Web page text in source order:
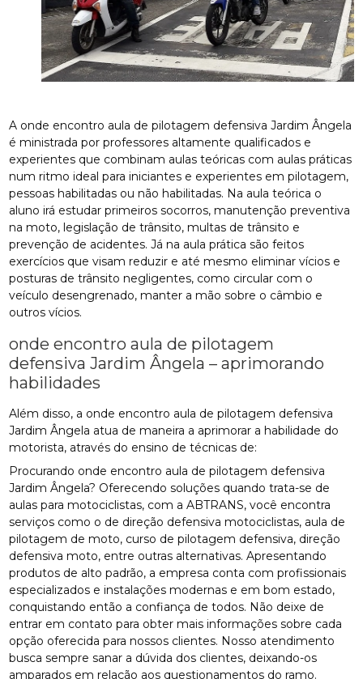
A onde encontro aula de pilotagem defensiva Jardim Ângela
é ministrada por professores altamente qualificados e
experientes que combinam aulas teóricas com aulas práticas
num ritmo ideal para iniciantes e experientes em pilotagem,
pessoas habilitadas ou não habilitadas. Na aula teórica o
aluno irá estudar primeiros socorros, manutenção preventiva
na moto, legislação de trânsito, multas de trânsito e
prevenção de acidentes. Já na aula prática são feitos
exercícios que visam reduzir e até mesmo eliminar vícios e
posturas de trânsito negligentes, como circular com o
veículo desengrenado, manter a mão sobre o câmbio e
outros vícios.
onde encontro aula de pilotagem
defensiva Jardim Ângela – aprimorando
habilidades
Além disso, a onde encontro aula de pilotagem defensiva
Jardim Ângela atua de maneira a aprimorar a habilidade do
motorista, através do ensino de técnicas de:
Procurando onde encontro aula de pilotagem defensiva
Jardim Ângela? Oferecendo soluções quando trata-se de
aulas para motociclistas, com a ABTRANS, você encontra
serviços como o de direção defensiva motociclistas, aula de
pilotagem de moto, curso de pilotagem defensiva, direção
defensiva moto, entre outras alternativas. Apresentando
produtos de alto padrão, a empresa conta com profissionais
especializados e instalações modernas e em bom estado,
conquistando então a confiança de todos. Não deixe de
entrar em contato para obter mais informações sobre cada
opção oferecida para nossos clientes. Nosso atendimento
busca sempre sanar a dúvida dos clientes, deixando-os
amparados em relação aos questionamentos do ramo.